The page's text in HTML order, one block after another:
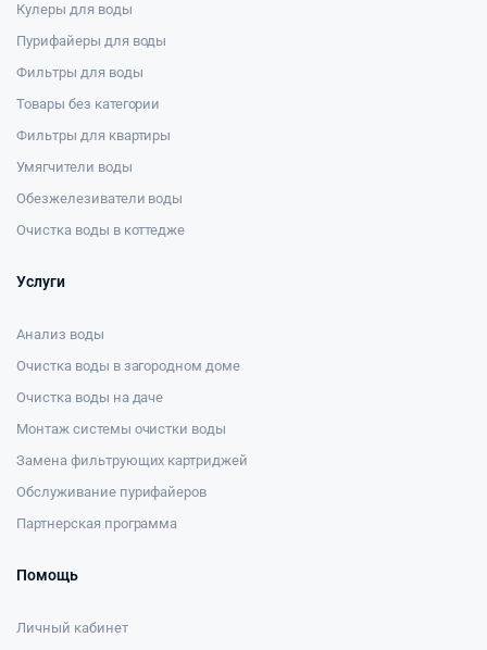
Кулеры для воды
Пурифайеры для воды
Фильтры для воды
Товары без категории
Фильтры для квартиры
Умягчители воды
Обезжелезиватели воды
Очистка воды в коттедже
Услуги
Анализ воды
Очистка воды в загородном доме
Очистка воды на даче
Монтаж системы очистки воды
Замена фильтрующих картриджей
Обслуживание пурифайеров
Партнерская программа
Помощь
Личный кабинет